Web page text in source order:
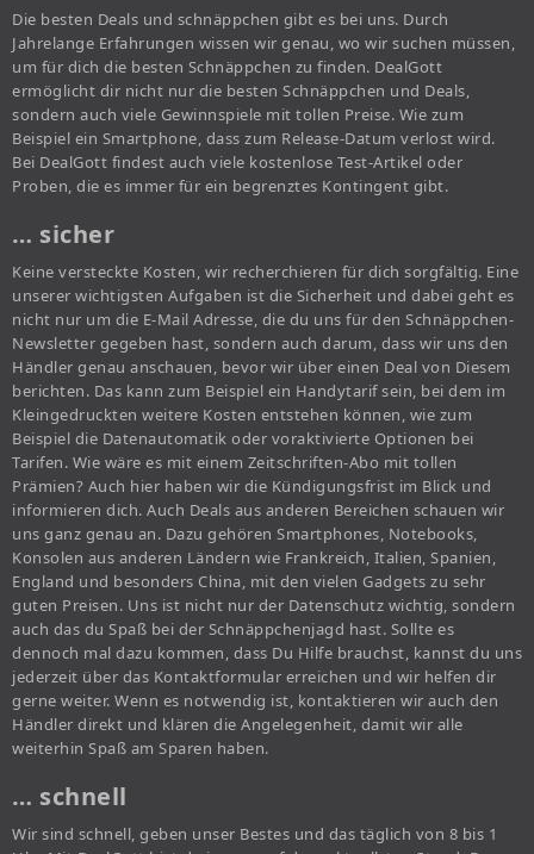
Die besten Deals und schnäppchen gibt es bei uns. Durch
Jahrelange Erfahrungen wissen wir genau, wo wir suchen müssen,
um für dich die besten Schnäppchen zu finden. DealGott
ermöglicht dir nicht nur die besten Schnäppchen und Deals,
sondern auch viele Gewinnspiele mit tollen Preise. Wie zum
Beispiel ein Smartphone, dass zum Release-Datum verlost wird.
Bei DealGott findest auch viele kostenlose Test-Artikel oder
Proben, die es immer für ein begrenztes Kontingent gibt.
… sicher
Keine versteckte Kosten, wir recherchieren für dich sorgfältig. Eine
unserer wichtigsten Aufgaben ist die Sicherheit und dabei geht es
nicht nur um die E-Mail Adresse, die du uns für den Schnäppchen-
Newsletter gegeben hast, sondern auch darum, dass wir uns den
Händler genau anschauen, bevor wir über einen Deal von Diesem
berichten. Das kann zum Beispiel ein Handytarif sein, bei dem im
Kleingedruckten weitere Kosten entstehen können, wie zum
Beispiel die Datenautomatik oder voraktivierte Optionen bei
Tarifen. Wie wäre es mit einem Zeitschriften-Abo mit tollen
Prämien? Auch hier haben wir die Kündigungsfrist im Blick und
informieren dich. Auch Deals aus anderen Bereichen schauen wir
uns ganz genau an. Dazu gehören Smartphones, Notebooks,
Konsolen aus anderen Ländern wie Frankreich, Italien, Spanien,
England und besonders China, mit den vielen Gadgets zu sehr
guten Preisen. Uns ist nicht nur der Datenschutz wichtig, sondern
auch das du Spaß bei der Schnäppchenjagd hast. Sollte es
dennoch mal dazu kommen, dass Du Hilfe brauchst, kannst du uns
jederzeit über das Kontaktformular erreichen und wir helfen dir
gerne weiter. Wenn es notwendig ist, kontaktieren wir auch den
Händler direkt und klären die Angelegenheit, damit wir alle
weiterhin Spaß am Sparen haben.
… schnell
Wir sind schnell, geben unser Bestes und das täglich von 8 bis 1